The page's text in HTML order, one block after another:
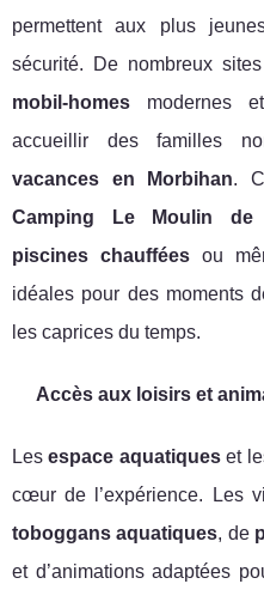
permettent aux plus
sécurité. De nombreux
mobil-homes modernes
accueillir des familles
vacances en Morbihan.
Camping Le Moulin de
piscines chauffées ou
idéales pour des moments
les caprices du temps.
Accès aux loisirs et
Lesespace aquatiqueset
cœur de l’expérience. Les
toboggans aquatiques, de
et d’animations adaptées